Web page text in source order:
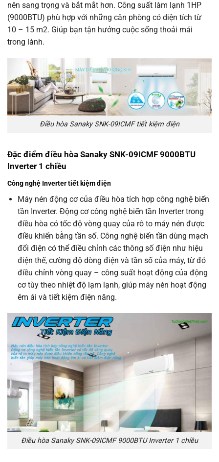
nên sang trọng và bắt mắt hơn. Công suất làm lạnh 1HP
(9000BTU) phù hợp với những căn phòng có diện tích từ
10 – 15 m2. Giúp bạn tận hưởng cuộc sống thoải mái
trong lành.
Điều hòa Sanaky SNK-09ICMF tiết kiệm điện
Đặc điểm điều hòa Sanaky SNK-09ICMF 9000BTU
Inverter 1 chiều
Công nghệ Inverter tiết kiệm điện
Máy nén động cơ của điều hòa tích hợp công nghệ biến
tần Inverter. Động cơ công nghệ biến tần Inverter trong
điều hòa có tốc độ vòng quay của rô to máy nén được
điều khiển bằng tần số. Công nghệ biến tần dùng mạch
đổi điện có thể điều chỉnh các thông số điện như hiệu
điện thế, cường độ dòng điện và tần số của máy, từ đó
điều chỉnh vòng quay – công suất hoạt động của động
cơ tùy theo nhiệt độ lạm lạnh, giúp máy nén hoạt động
êm ái và tiết kiệm điện năng.
Điều hòa Sanaky SNK-09ICMF 9000BTU Inverter 1 chiều